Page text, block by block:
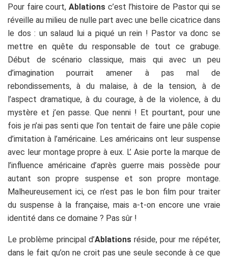
Pour faire court, Ablations c’est l’histoire de Pastor qui se
réveille au milieu de nulle part avec une belle cicatrice dans
le dos : un salaud lui a piqué un rein ! Pastor va donc se
mettre en quête du responsable de tout ce grabuge.
Début de scénario classique, mais qui avec un peu
d’imagination pourrait amener à pas mal de
rebondissements, à du malaise, à de la tension, à de
l’aspect dramatique, à du courage, à de la violence, à du
mystère et j’en passe. Que nenni ! Et pourtant, pour une
fois je n’ai pas senti que l’on tentait de faire une pâle copie
d’imitation à l’américaine. Les américains ont leur suspense
avec leur montage propre à eux. L’ Asie porte la marque de
l’influence américaine d’après guerre mais possède pour
autant son propre suspense et son propre montage.
Malheureusement ici, ce n’est pas le bon film pour traiter
du suspense à la française, mais a-t-on encore une vraie
identité dans ce domaine ? Pas sûr !
Le problème principal d’Ablationsréside, pour me répéter,
dans le fait qu’on ne croit pas une seule seconde à ce que